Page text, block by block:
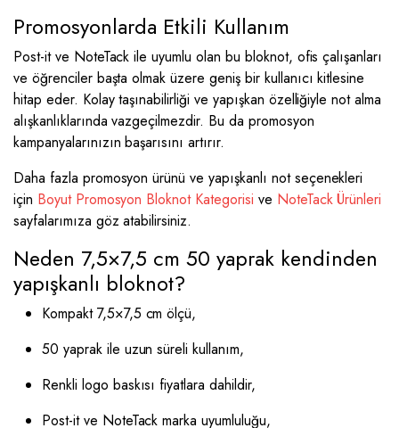
Promosyonlarda Etkili Kullanım
Post-it ve NoteTack ile uyumlu olan bu bloknot, ofis çalışanları
ve öğrenciler başta olmak üzere geniş bir kullanıcı kitlesine
hitap eder. Kolay taşınabilirliği ve yapışkan özelliğiyle not alma
alışkanlıklarında vazgeçilmezdir. Bu da promosyon
kampanyalarınızın başarısını artırır.
Daha fazla promosyon ürünü ve yapışkanlı not seçenekleri
için Boyut Promosyon Bloknot Kategorisi ve NoteTack Ürünleri
sayfalarımıza göz atabilirsiniz.
Neden 7,5×7,5 cm 50 yaprak kendinden
yapışkanlı bloknot?
Kompakt 7,5×7,5 cm ölçü,
50 yaprak ile uzun süreli kullanım,
Renkli logo baskısı fiyatlara dahildir,
Post-it ve NoteTack marka uyumluluğu,